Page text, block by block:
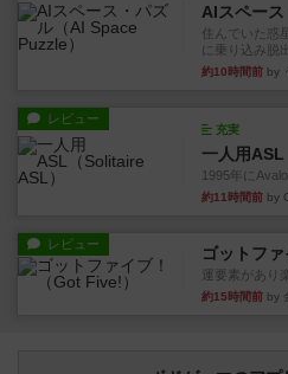
AIスペー
住んでいた惑
に乗り込み脱
約10時間前 by
レビュー
充実
一人用ASL
1995年に
約11時間前 by
レビュー ゴットファ
運要素があり
約15時間前 by